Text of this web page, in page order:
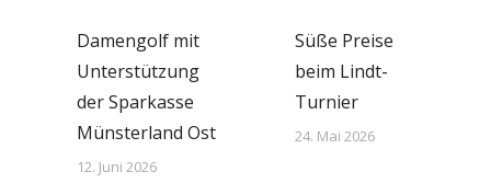
Damengolf mit
Unterstützung
der Sparkasse
Münsterland Ost
12. Juni 2026
Süße Preise
beim Lindt-
Turnier
24. Mai 2026